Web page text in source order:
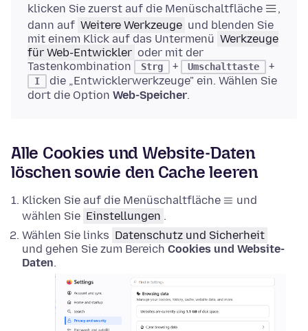
klicken Sie zuerst auf die Menüschaltfläche
,
dann auf Weitere Werkzeuge und blenden Sie
mit einem Klick auf das Untermenü Werkzeuge
für Web-Entwickler oder mit der
Tastenkombination
Strg + Umschalttaste +
I
die „Entwicklerwerkzeuge" ein. Wählen Sie
dort die Option Web-Speicher.
Alle Cookies und Website-Daten
löschen sowie den Cache leeren
Klicken Sie auf die Menüschaltfläche
und
wählen Sie Einstellungen .
Wählen Sie links Datenschutz und Sicherheit
und gehen Sie zum Bereich Cookies und Website-
Daten.